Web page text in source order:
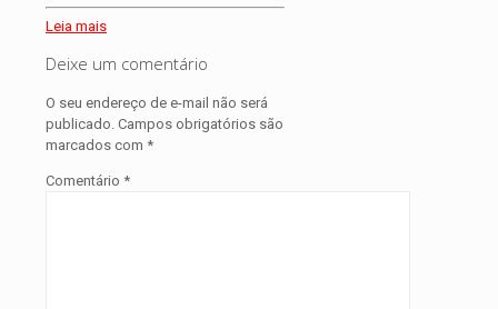
Leia mais
Deixe um comentário
O seu endereço de e-mail não será
publicado. Campos obrigatórios são
marcados com *
Comentário *